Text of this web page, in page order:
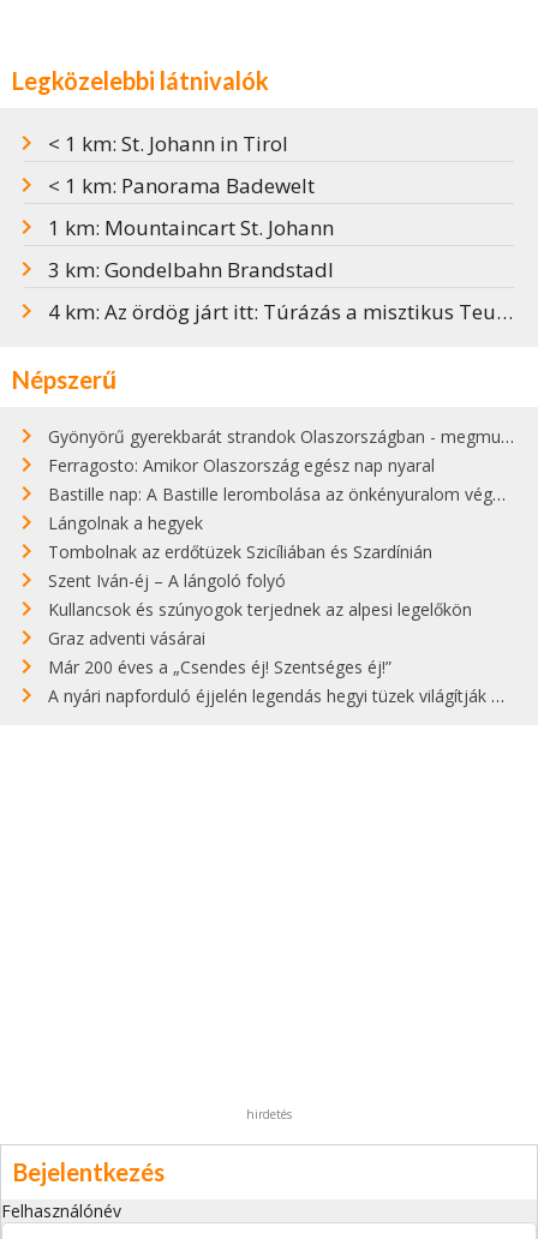
Legközelebbi látnivalók
< 1 km: St. Johann in Tirol
< 1 km: Panorama Badewelt
1 km: Mountaincart St. Johann
3 km: Gondelbahn Brandstadl
4 km: Az ördög járt itt: Túrázás a misztikus Teufelsgasse-ban
Népszerű
Gyönyörű gyerekbarát strandok Olaszországban - megmutatjuk a 15 legjobbat
Ferragosto: Amikor Olaszország egész nap nyaral
Bastille nap: A Bastille lerombolása az önkényuralom végét jelentette
Lángolnak a hegyek
Tombolnak az erdőtüzek Szicíliában és Szardínián
Szent Iván-éj – A lángoló folyó
Kullancsok és szúnyogok terjednek az alpesi legelőkön
Graz adventi vásárai
Már 200 éves a „Csendes éj! Szentséges éj!”
A nyári napforduló éjjelén legendás hegyi tüzek világítják meg Zugspitzét
hirdetés
Bejelentkezés
Felhasználónév